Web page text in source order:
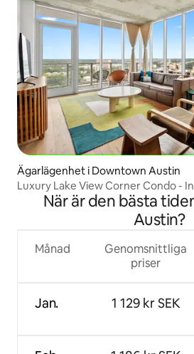
Ägarlägenhet i Downtown Austin
Luxury Lake View Corner Condo -
När är den bästa
Austin?
Månad
Jan.
Genomsnittliga
priser
1 129 kr SEK